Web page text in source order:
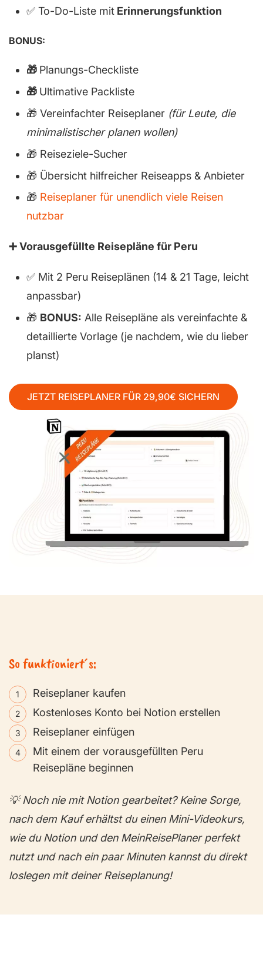
✅ To-Do-Liste mit Erinnerungsfunktion
BONUS:
🎁 Planungs-Checkliste
🎁 Ultimative Packliste
🎁 Vereinfachter Reiseplaner (für Leute, die
minimalistischer planen wollen)
🎁 Reiseziele-Sucher
🎁 Übersicht hilfreicher Reiseapps & Anbieter
🎁 Reiseplaner für unendlich viele Reisen
nutzbar
➕ Vorausgefüllte Reisepläne für Peru
✅ Mit 2 Peru Reiseplänen (14 & 21 Tage, leicht
anpassbar)
🎁 BONUS: Alle Reisepläne als vereinfachte &
detaillierte Vorlage (je nachdem, wie du lieber
planst)
JETZT REISEPLANER FÜR 29,90€ SICHERN
So funktioniert´s:
Reiseplaner kaufen
Kostenloses Konto bei Notion erstellen
Reiseplaner einfügen
Mit einem der vorausgefüllten Peru
Reisepläne beginnen
💡 Noch nie mit Notion gearbeitet? Keine Sorge,
nach dem Kauf erhältst du einen Mini-Videokurs,
wie du Notion und den MeinReisePlaner perfekt
nutzt und nach ein paar Minuten kannst du direkt
loslegen mit deiner Reiseplanung!